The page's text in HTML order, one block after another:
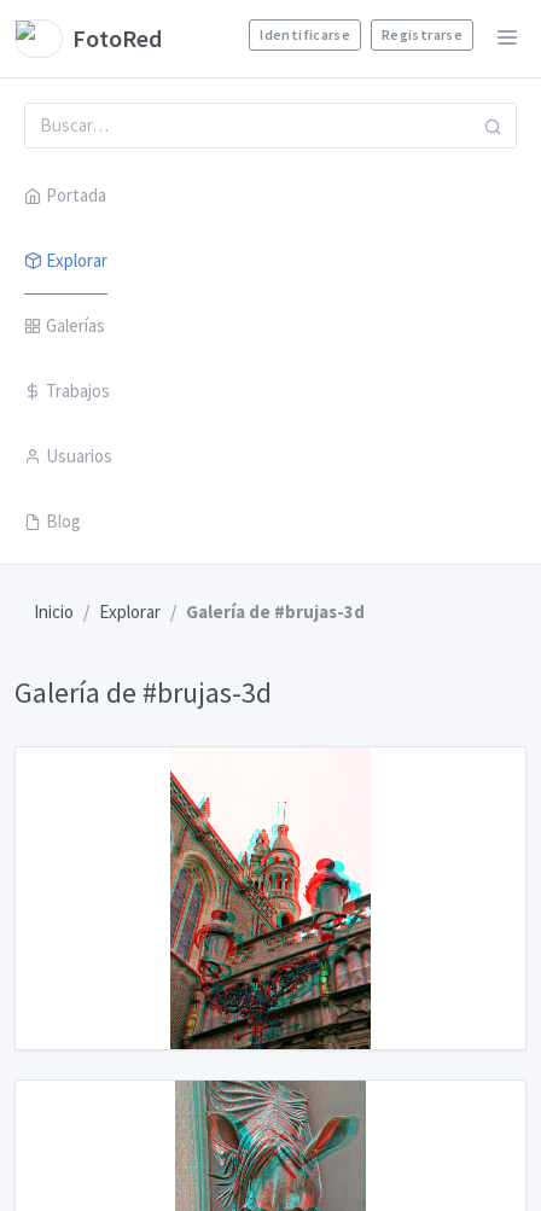
FotoRed Identificarse Registrarse
Portada
Explorar
Galerías
Trabajos
Usuarios
Blog
Inicio Explorar Galería de #brujas-3d
Galería de #brujas-3d